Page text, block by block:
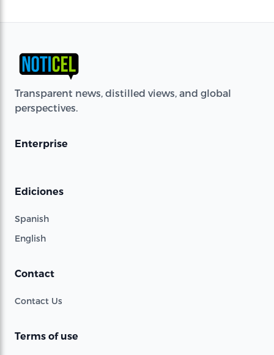
Transparent news, distilled views, and global
perspectives.
Enterprise
Ediciones
Spanish
English
Contact
Contact Us
Terms of use